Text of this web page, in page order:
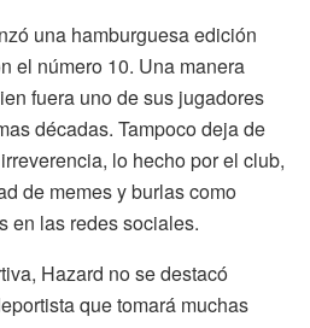
una hamburguesa edición
el número 10. Una manera
fuera uno de sus jugadores
décadas. Tampoco deja de
lo hecho por el club,
de memes y burlas como
en las redes sociales.
Hazard no se destacó
que tomará muchas